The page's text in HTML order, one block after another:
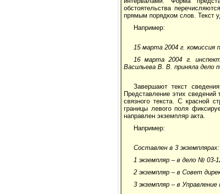
обстоятельства
прямым порядком слов. Текст
Например:
15 марта 2004 г. комиссия
16 марта 2004 г.
Васильева В. В. приняла
Завершают текст
Представление этих
связного текста. С красной
границы левого поля
направлен экземпляр акта.
Например:
Составлен в 3 экземплярах:
1 экземпляр – в дело № 03-
2 экземпляр – в Совет
3 экземпляр – в